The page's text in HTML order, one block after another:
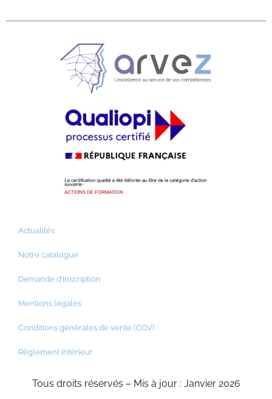
Actualités
Notre catalogue
Demande d’inscription
Mentions légales
Conditions générales de vente (CGV)
Règlement intérieur
Tous droits réservés – Mis à jour : Janvier 2026